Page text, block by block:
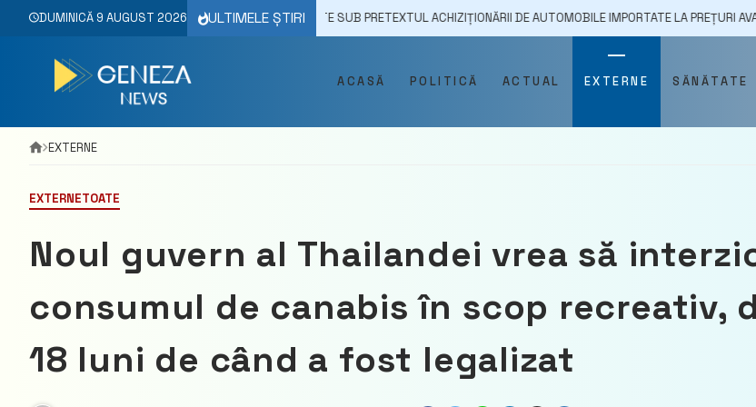
DUMINICĂ 9 AUGUST 2026 ULTIMELE ȘTIRI
MAI MULTE PERSOANE AU FOST ÎNȘELATE SUB PRETEXTUL ACHIZIȚIONĂRII DE AUTOMOBILE IMPORTATE LA PREȚURI AVANTAJOASE
ACASĂ POLITICĂ ACTUAL EXTERNE SĂNĂTATE
EXTERNE
EXTERNETOATE
Noul guvern al Thailandei vrea să
consumul de canabis în scop recreativ,
18 luni de când a fost legalizat